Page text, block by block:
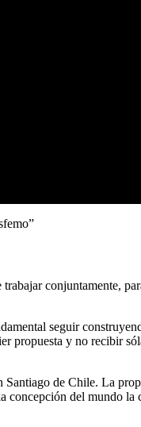
conjuntamente,
seguir
propuesta y no recibir
de Chile. La
concepción del mundo